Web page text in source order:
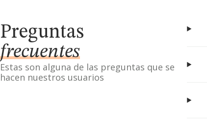
Preguntas
frecuentes
Estas son alguna de las preguntas que se
hacen nuestros usuarios